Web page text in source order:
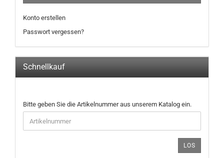
Konto erstellen
Passwort vergessen?
Schnellkauf
BITTE
GEBEN
SIE
DIE
Bitte geben Sie die Artikelnummer aus unserem Katalog ein.
LOS